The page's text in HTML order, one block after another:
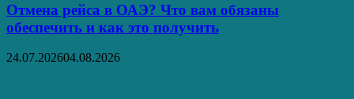
Отмена рейса в ОАЭ? Что вам обязаны
обеспечить и как это получить
24.07.202604.08.2026